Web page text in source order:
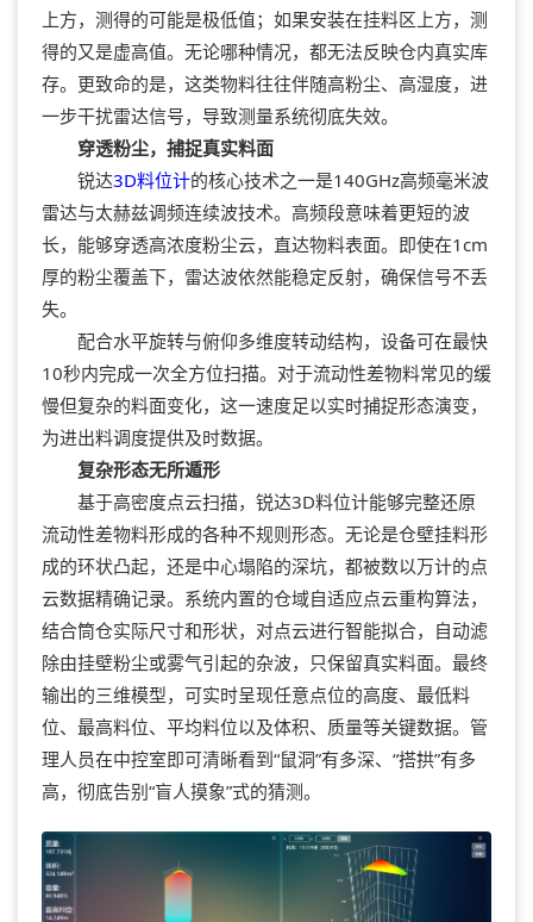
上方，测得的可能是极低值；如果安装在挂料区上方，测
得的又是虚高值。无论哪种情况，都无法反映仓内真实库
存。更致命的是，这类物料往往伴随高粉尘、高湿度，进
一步干扰雷达信号，导致测量系统彻底失效。
穿透粉尘，捕捉真实料面
锐达3D料位计的核心技术之一是140GHz高频毫米波
雷达与太赫兹调频连续波技术。高频段意味着更短的波
长，能够穿透高浓度粉尘云，直达物料表面。即使在1cm
厚的粉尘覆盖下，雷达波依然能稳定反射，确保信号不丢
失。
配合水平旋转与俯仰多维度转动结构，设备可在最快
10秒内完成一次全方位扫描。对于流动性差物料常见的缓
慢但复杂的料面变化，这一速度足以实时捕捉形态演变，
为进出料调度提供及时数据。
复杂形态无所遁形
基于高密度点云扫描， 锐达3D料位计能够完整还原
流动性差物料形成的各种不规则形态。无论是仓壁挂料形
成的环状凸起，还是中心塌陷的深坑，都被数以万计的点
云数据精确记录。系统内置的仓域自适应点云重构算法，
结合筒仓实际尺寸和形状，对点云进行智能拟合，自动滤
除由挂壁粉尘或雾气引起的杂波，只保留真实料面。最终
输出的三维模型，可实时呈现任意点位的高度、最低料
位、最高料位、平均料位以及体积、质量等关键数据。管
理人员在中控室即可清晰看到“鼠洞”有多深、“搭拱”有多
高，彻底告别“盲人摸象”式的猜测。